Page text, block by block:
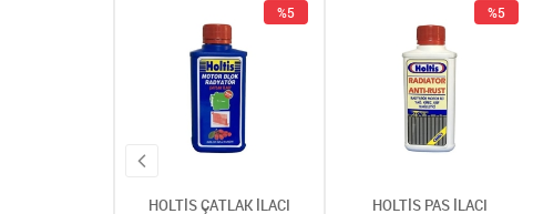
HOLTİS ÇATLAK İLACI
%5
HOLTİS PAS İLACI
%5